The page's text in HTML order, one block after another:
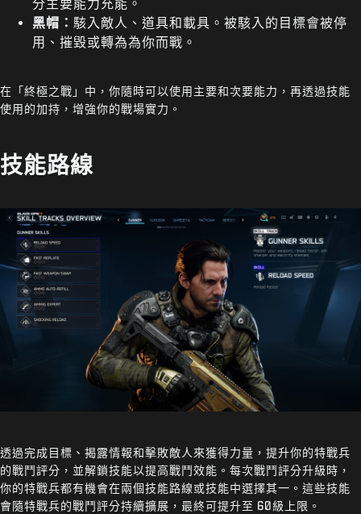
分主要能力充能。
黑帽： 駭入敵人、道具和載具。被駭入的目標會被停
用、摧毀或轉為為你而戰。
在「終極之戰」中，你隨時可以使用主要和次要能力，再透過技能
使用的加持，增強你的戰場實力。
技能路線
透過完成目標、揭露情報和擊敗敵人來獲得力量，提升你的特戰兵
的戰鬥評分，並解鎖技能以提高戰鬥效能。每次戰鬥評分升級時，
你的特戰兵都有機會在兩個技能路線或技能中選擇其一。這些技能
會隨特戰兵的戰鬥評分持續擴展，最終可提升至 60級上限。